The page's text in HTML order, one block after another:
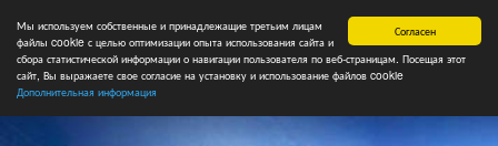
Согласен
Мы используем собственные и принадлежащие третьим лицам
файлы cookie с целью оптимизации опыта использования сайта и
сбора статистической информации о навигации пользователя по веб-страницам. Посещая этот
сайт, Вы выражаете свое согласие на установку и использование файлов cookie
Дополнительная информация
Главная Форум Турниры Сборные НФ Свободные